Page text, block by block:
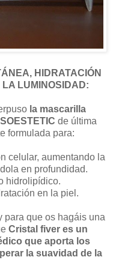
HIDRATACIÓN
LA LUMINOSIDAD:
la mascarilla
de última
formulada para:
celular, aumentando la
en profundidad.
hidrolipídico.
en la piel.
para que os hagáis una
Cristal fiver es un
que aporta los
la suavidad de la